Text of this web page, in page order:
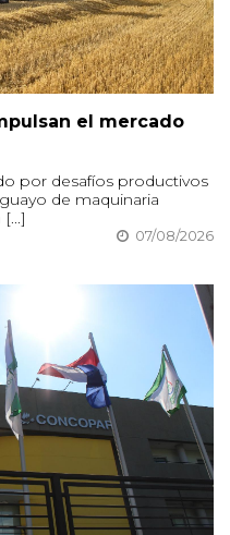
el mercado
por desafíos productivos
de maquinaria
07/08/2026